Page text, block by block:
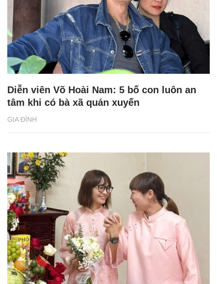
GIA ĐÌNH
Diễn viên Võ Hoài Nam: 5 bố con luôn an
tâm khi có bà xã quán xuyến